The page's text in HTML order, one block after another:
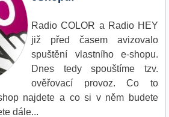
Radio COLOR a Radio HEY
již před časem avizovalo
spuštění vlastního e-shopu.
Dnes tedy spouštíme tzv.
ověřovací provoz. Co to
najdete a co si v něm budete
dále...